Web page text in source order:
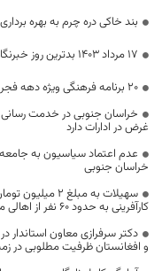
بند خاکی دره چرم به بهره
17 مرداد 1403 بدترین روز خبرنگار در خراسان جنوبی رقم خوررد
۲۰ برنامه فرهنگی ویژه دهه فجر در خراسان جنوبی برگزار می‌شود
خراسان جنوبی در خدمت رسانی
غرض در ادارات دارد
عدم اعتماد سیاسیون به
خراسان جنوبی
سهیلات به
کارآفرینی به حدود ۶۰ نفر از اهالی محله خیرآباد اعطا شد
دکتر سرفرازی معاون استاندار در
و افغانستان ظرفیت مطلوبی در